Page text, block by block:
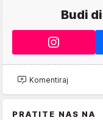
Budi
Komentiraj
PRATITE NAS NA